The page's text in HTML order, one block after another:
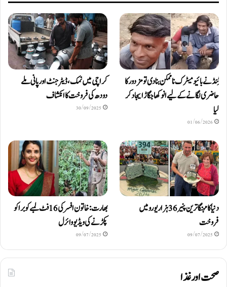
ٹِنڈ نے بائیومیٹرک ناممکن بنا دی تو مزدور کا
حاضری لگانے کے لیے انوکھا جگاڑ ایجاد کر
لیا
01/06/2026
کراچی میں نمک، ڈیٹرجنٹ اور پانی ملے
دودھ کی فروخت کا انکشاف
30/09/2025
دنیا کا مہنگا ترین پنیر 36 ہزار یورو میں
فروخت
09/07/2025
بھارت: خاتون افسر کی 16 فٹ لمبے کوبرا کو
پکڑنے کی ویڈیو وائرل
09/07/2025
صحت اور غذا